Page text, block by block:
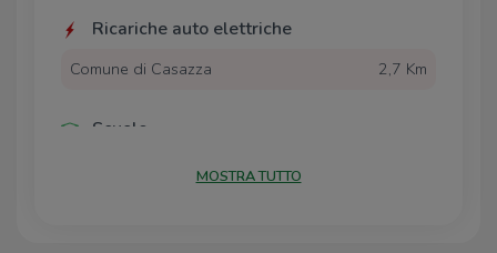
Ricariche auto elettriche
Comune di Casazza 2,7 Km
Scuole
Scuola ElementareMOSTRA TUTTO